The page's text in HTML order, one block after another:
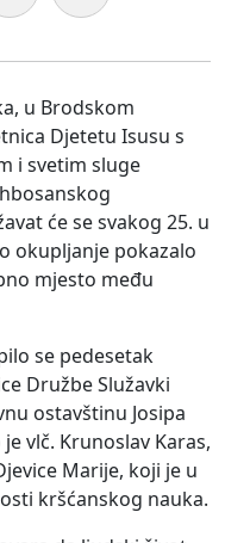
u Brodskom
Djetetu Isusu s
i svetim sluge
će se svakog 25. u
okupljanje pokazalo
mjesto među
se pedesetak
Družbe Služavki
ostavštinu Josipa
vlč. Krunoslav Karas,
Marije, koji je u
kršćanskog nauka.